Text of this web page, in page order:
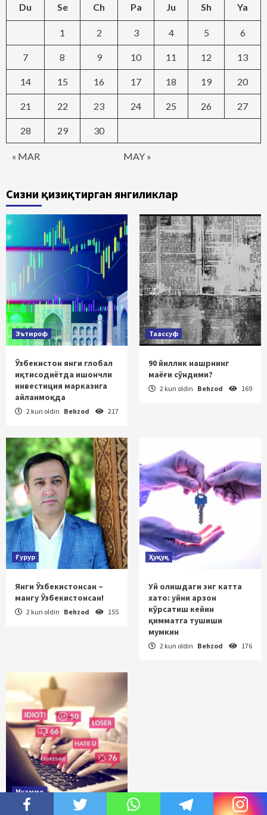
Du Se Ch Pa Ju Sh Ya
« MAR MAY »
1 2 3 4 5 6
7 8 9 10 11 12 13
14 15 16 17 18 19 20
21 22 23 24 25 26 27
28 29 30
Сизни қизиқтирган янгиликлар
Эътироф
Ўзбекистон янги глобал
иқтисодиётда ишончли
инвестиция марказига
айланмоқда
2 kun oldin Behzod 217
Таассуф
90 йиллик нашрнинг
маёғи сўндими?
2 kun oldin Behzod 169
Ғурур
Янги Ўзбекистонсан –
мангу Ўзбекистонсан!
2 kun oldin Behzod 155
Ҳуқуқ
Уй олишдаги энг катта
хато: уйни арзон
кўрсатиш кейин
қимматга тушиши
мумкин
2 kun oldin Behzod 176
Муаммо